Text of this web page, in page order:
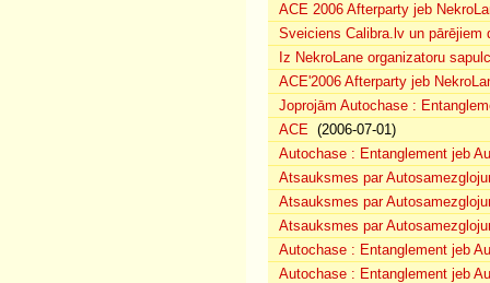
ACE 2006 Afterparty jeb
Sveiciens Calibra.lv un pārējiem
Iz NekroLane organizatoru
ACE'2006 Afterparty jeb
Joprojām Autochase :
ACE (2006-07-01)
Autochase : Entanglement jeb
Atsauksmes par
Atsauksmes par
Atsauksmes par
Autochase : Entanglement jeb
Autochase : Entanglement jeb